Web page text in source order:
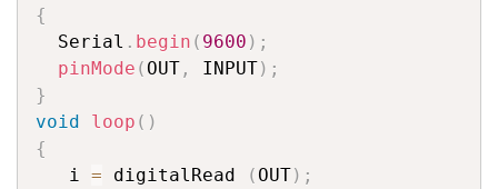
{
  Serial
. begin ( 9600 ) ;
pinMode ( OUT , INPUT) ;
}
void
loop ( )
{
   i
= digitalRead ( OUT) ;